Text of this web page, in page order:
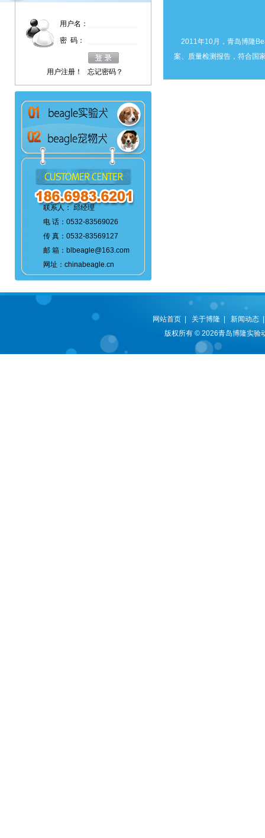
用户名：
密 码：
用户注册！ 忘记密码？
联系人： 邱经理
电 话：0532-83569026
传 真：0532-83569127
邮 箱：blbeagle@163.com
网址：chinabeagle.cn
2011年10月，青岛博隆
案、质量检测报告，符合国
网站首页 关于博隆 |新闻动态
版权所有 © 2026青岛博隆实验